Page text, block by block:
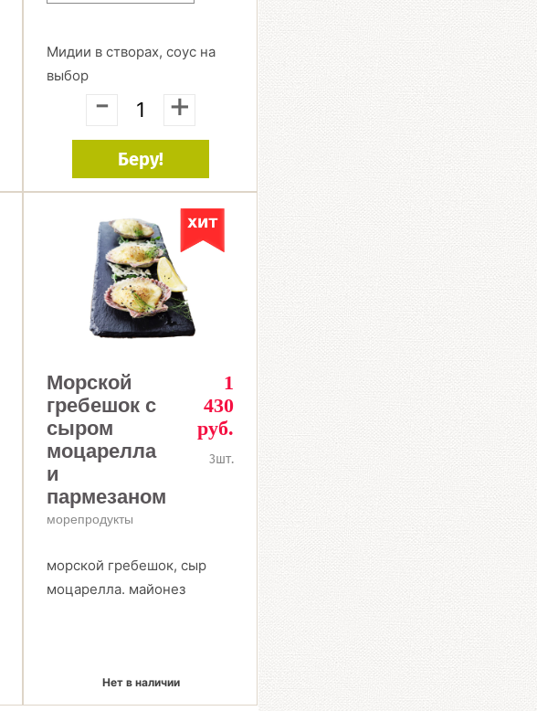
Мидии в створах, соус на
выбор
- +
Беру!
Морской
гребешок с
сыром
моцарелла
и
пармезаном
морепродукты
1
430
руб.
3шт.
морской гребешок, сыр
моцарелла. майонез
Нет в наличии